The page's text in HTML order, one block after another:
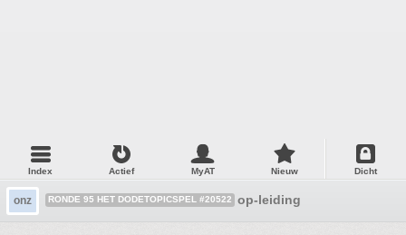
Index Actief MyAT Nieuw Dicht
onz RONDE 95 HET DODETOPICSPEL #20522 op-leiding